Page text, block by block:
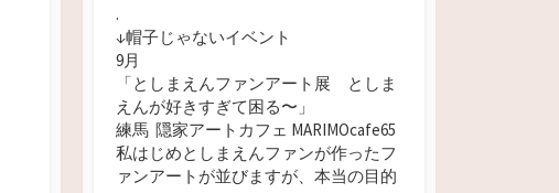
.
↓帽子じゃないイベント
9月
「としまえんファンアート展 としま
えんが好きすぎて困る〜」
練馬 隠家アートカフェ MARIMOcafe65
私はじめとしまえんファンが作ったフ
ァンアートが並びますが、本当の目的